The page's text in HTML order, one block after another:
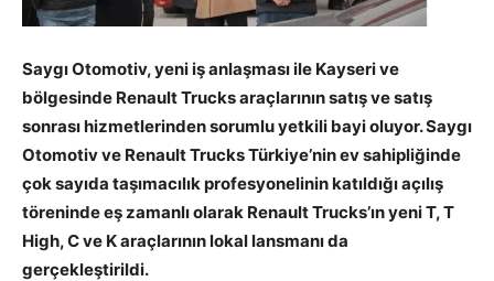
Saygı Otomotiv, yeni iş anlaşması ile Kayseri ve
bölgesinde Renault Trucks araçlarının satış ve satış
sonrası hizmetlerinden sorumlu yetkili bayi oluyor. Saygı
Otomotiv ve Renault Trucks Türkiye’nin ev sahipliğinde
çok sayıda taşımacılık profesyonelinin katıldığı açılış
töreninde eş zamanlı olarak Renault Trucks’ın yeni T, T
High, C ve K araçlarının lokal lansmanı da
gerçekleştirildi.